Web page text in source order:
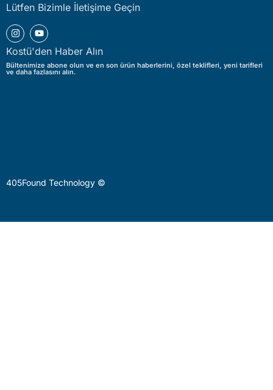
Lütfen Bizimle İletişime Geçin
Kostü'den Haber Alın
Bültenimize abone olun ve en son ürün haberlerini, özel teklifleri, yeni tarifleri
ve daha fazlasını alın.
405Found Technology ©